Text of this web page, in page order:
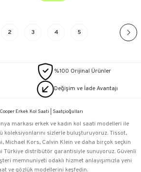
2 3 4 5
%100 Orijinal Ürünler
Değişim ve İade Avantajı
markası erkek ve kadın kol saati modelleri ile
koleksiyonlarını sizlerle buluşturuyoruz. Tissot,
Michael Kors, Calvin Klein ve daha birçok seçkin
Türkiye distribütör garantisiyle sunuyoruz. Güvenli
memnuniyeti odaklı hizmet anlayışımızla yeni
ve gözlük modellerini keşfedin.